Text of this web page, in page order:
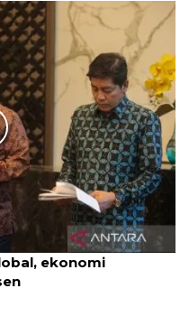
ekonomi